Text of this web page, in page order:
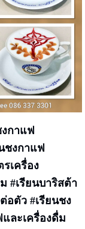
กาแฟ
ชงกาแฟ
เครื่อง
#เรียนบาริสต้า
อตัว #เรียนชง
ละเครื่องดื่ม